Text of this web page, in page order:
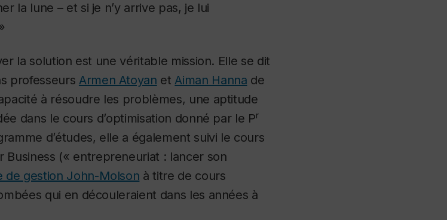
la lune – et si je n’y arrive pas, je lui
la solution est une véritable mission. Elle se dit
professeurs Armen Atoyan etAiman Hanna de
à résoudre les problèmes, une aptitude
dans le cours d’optimisation donné par le Pr
d’études, elle a également suivi le cours
Business (« entrepreneuriat : lancer son
de gestion John-Molson à titre de cours
qui en découleraient dans les années à